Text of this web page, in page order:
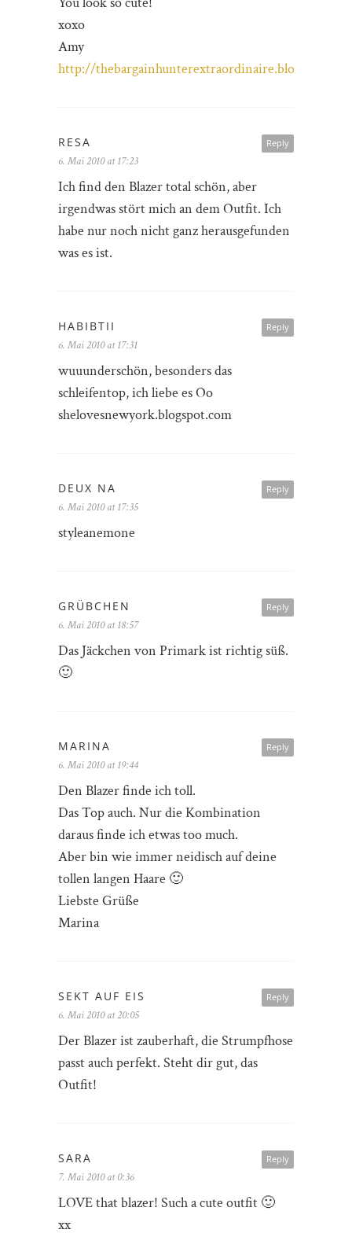
xoxo
Amy
http://thebargainhunterextraordinaire.blogspot.com
Reply
RESA
6. Mai 2010 at 17:23
Ich find den Blazer total schön, aber
irgendwas stört mich an dem Outfit. Ich
habe nur noch nicht ganz herausgefunden
was es ist.
Reply
HABIBTII
6. Mai 2010 at 17:31
wuuunderschön, besonders das
schleifentop, ich liebe es Oo
shelovesnewyork.blogspot.com
Reply
DEUX NA
6. Mai 2010 at 17:35
styleanemone
Reply
GRÜBCHEN
6. Mai 2010 at 18:57
Das Jäckchen von Primark ist richtig süß.
🙂
Reply
MARINA
6. Mai 2010 at 19:44
Den Blazer finde ich toll.
Das Top auch. Nur die Kombination
daraus finde ich etwas too much.
Aber bin wie immer neidisch auf deine
tollen langen Haare 🙂
Liebste Grüße
Marina
Reply
SEKT AUF EIS
6. Mai 2010 at 20:05
Der Blazer ist zauberhaft, die Strumpfhose
passt auch perfekt. Steht dir gut, das
Outfit!
Reply
SARA
7. Mai 2010 at 0:36
LOVE that blazer! Such a cute outfit 🙂
xx